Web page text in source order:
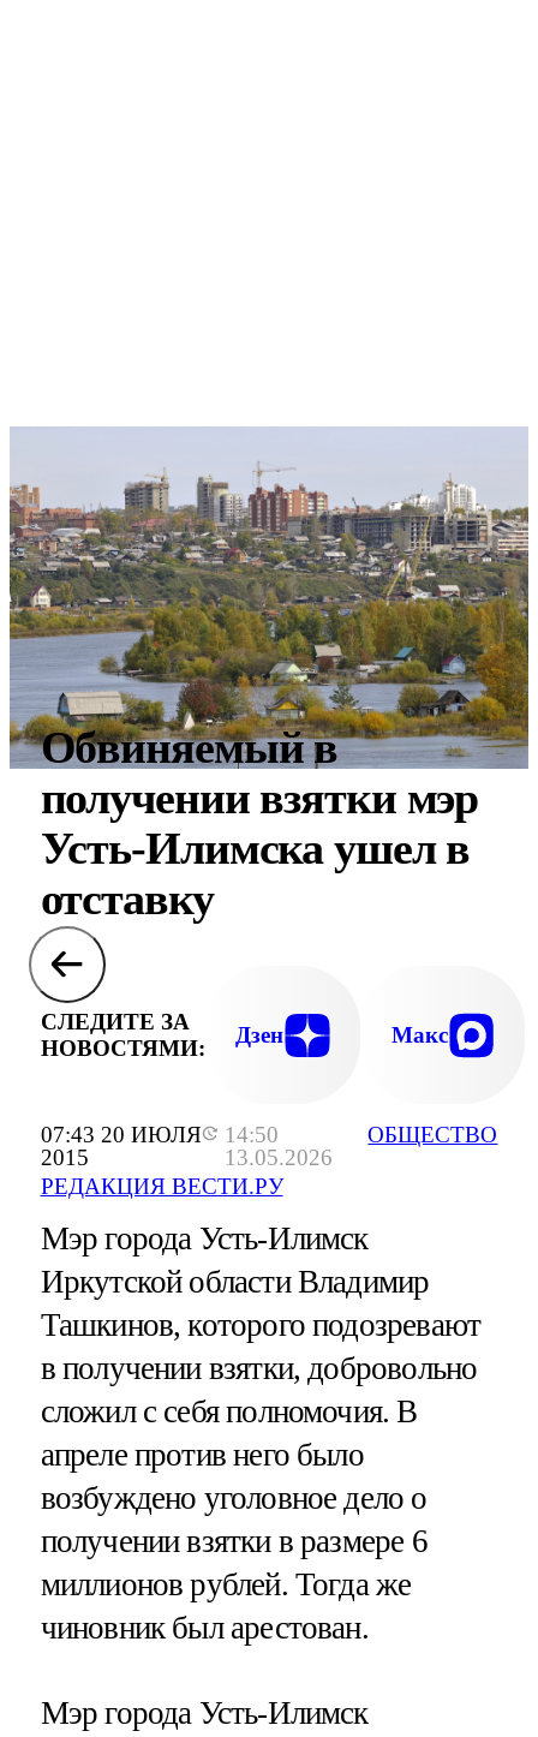
07:43 20 ИЮЛЯ
2015
14:50
13.05.2026
РЕДАКЦИЯ ВЕСТИ.РУ
ОБЩЕСТВО
Обвиняемый в
получении взятки мэр
Усть-Илимска ушел в
отставку
СЛЕДИТЕ ЗА
НОВОСТЯМИ:
Дзен Макс
Мэр города Усть-Илимск
Иркутской области Владимир
Ташкинов, которого подозревают
в получении взятки, добровольно
сложил с себя полномочия. В
апреле против него было
возбуждено уголовное дело о
получении взятки в размере 6
миллионов рублей. Тогда же
чиновник был арестован.
Мэр города Усть-Илимск